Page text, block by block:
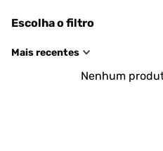
Escolha o filtro
Mais recentes
Nenhum